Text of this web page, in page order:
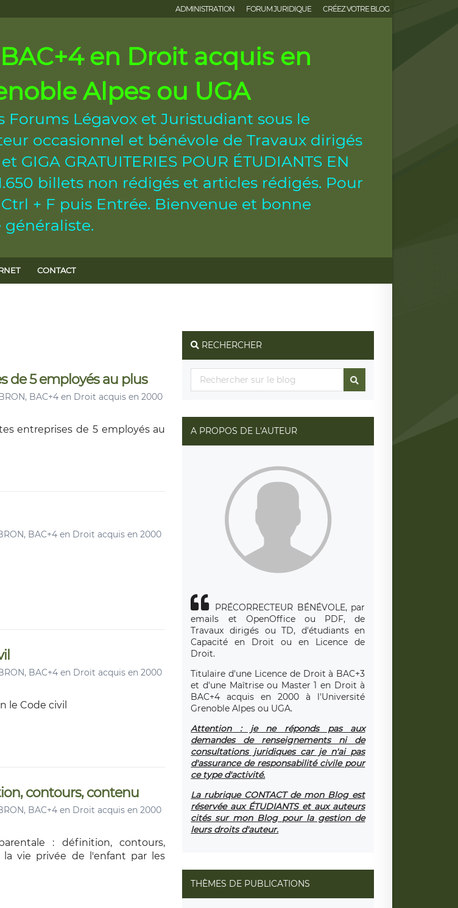
ADMINISTRATION FORUM JURIDIQUE CRÉEZ VOTRE BLOG
en Droit acquis en
Alpes ou UGA
Forums Légavox et Juristudiant sous le
occasionnel et bénévole de Travaux dirigés
GRATUITERIES POUR ÉTUDIANTS EN
billets non rédigés et articles rédigés. Pour
+ F puis Entrée. Bienvenue et bonne
CONTACT
de 5 employés au plus
BAC+4 en Droit acquis en 2000
entreprises de 5 employés au
BAC+4 en Droit acquis en 2000
BAC+4 en Droit acquis en 2000
le Code civil
contours, contenu
BAC+4 en Droit acquis en 2000
: définition, contours,
vie privée de l'enfant par les
RECHERCHER
A PROPOS DE L'AUTEUR
PRÉCORRECTEUR BÉNÉVOLE, par
emails et OpenOffice ou PDF, de
Travaux dirigés ou TD, d'étudiants en
Capacité en Droit ou en Licence de
Droit.
Titulaire d'une Licence de Droit à BAC+3
et d'une Maîtrise ou Master 1 en Droit à
BAC+4 acquis en 2000 à l'Université
Grenoble Alpes ou UGA.
Attention : je ne réponds pas aux
demandes de renseignements ni de
consultations juridiques car je n'ai pas
d'assurance de responsabilité civile pour
ce type d'activité.
La rubrique CONTACT de mon Blog est
réservée aux ÉTUDIANTS et aux auteurs
cités sur mon Blog pour la gestion de
leurs droits d'auteur.
THÈMES DE PUBLICATIONS